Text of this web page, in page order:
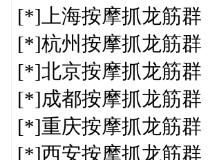
[*]上海按摩抓龙筋群
[*]杭州按摩抓龙筋群
[*]北京按摩抓龙筋群
[*]成都按摩抓龙筋群
[*]重庆按摩抓龙筋群
[*]西安按摩抓龙筋群